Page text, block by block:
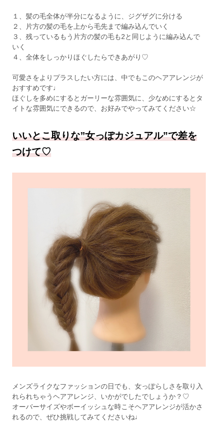
１、髪の毛全体が半分になるように、ジグザグに分ける
２、片方の髪の毛を上から毛先まで編み込んでいく
３、残っているもう片方の髪の毛も2と同じように編み込んで
いく
４、全体をしっかりほぐしたらできあがり♡
可愛さをよりプラスしたい方には、中でもこのヘアアレンジが
おすすめです♩
ほぐしを多めにするとガーリーな雰囲気に、少なめにするとタ
イトな雰囲気にできるので、お好みでやってみてください☆
いいとこ取りな”女っぽカジュアル”で差を
つけて♡
メンズライクなファッションの日でも、女っぽらしさを取り入
れられちゃうヘアアレンジ、いかがでしたでしょうか？♡
オーバーサイズやボーイッシュな時こそヘアアレンジが活かさ
れるので、ぜひ挑戦してみてくださいね♩